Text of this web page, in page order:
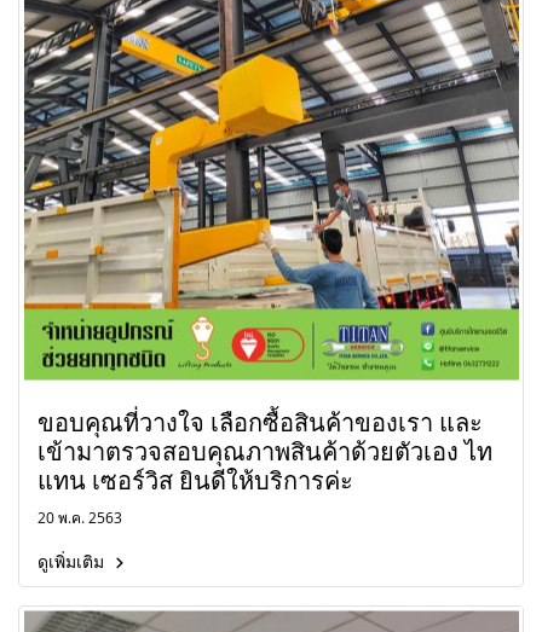
ขอบคุณที่วางใจ เลือกซื้อสินค้าของเรา และ
เข้ามาตรวจสอบคุณภาพสินค้าด้วยตัวเอง ไท
แทน เซอร์วิส ยินดีให้บริการค่ะ
20 พ.ค. 2563
ดูเพิ่มเติม